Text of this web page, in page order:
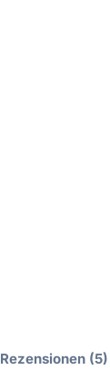
Rezensionen (5)